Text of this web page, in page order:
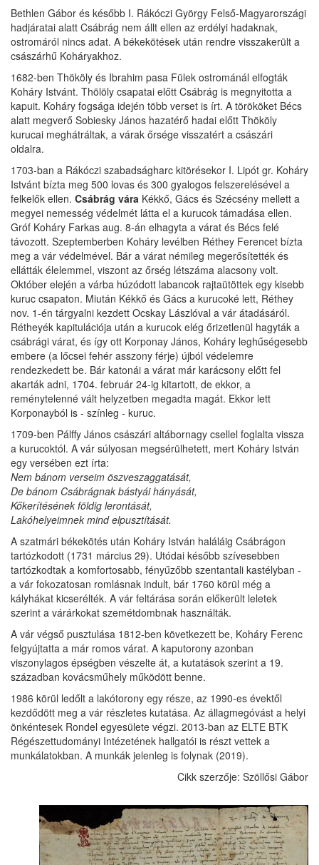
Bethlen Gábor és később I. Rákóczi György Felső-Magyarországi
hadjáratai alatt Csábrág nem állt ellen az erdélyi hadaknak,
ostromáról nincs adat. A békekötések után rendre visszakerült a
császárhű Koháryakhoz.
1682-ben Thököly és Ibrahim pasa Fülek ostrománál elfogták
Koháry Istvánt. Thölöly csapatai előtt Csábrág is megnyitotta a
kapuit. Koháry fogsága idején több verset is írt. A törököket Bécs
alatt megverő Sobiesky János hazatérő hadai előtt Thököly
kurucai meghátráltak, a várak őrsége visszatért a császári
oldalra.
1703-ban a Rákóczi szabadságharc kitörésekor I. Lipót gr. Koháry
Istvánt bízta meg 500 lovas és 300 gyalogos felszerelésével a
felkelők ellen. Csábrág vára Kékkő, Gács és Szécsény mellett a
megyei nemesség védelmét látta el a kurucok támadása ellen.
Gróf Koháry Farkas aug. 8-án elhagyta a várat és Bécs felé
távozott. Szeptemberben Koháry levélben Réthey Ferencet bízta
meg a vár védelmével. Bár a várat némileg megerősítették és
ellátták élelemmel, viszont az őrség létszáma alacsony volt.
Október elején a várba húzódott labancok rajtaütöttek egy kisebb
kuruc csapaton. Miután Kékkő és Gács a kurucoké lett, Réthey
nov. 1-én tárgyalni kezdett Ocskay Lászlóval a vár átadásáról.
Rétheyék kapitulációja után a kurucok elég őrizetlenül hagyták a
csábrági várat, és így ott Korponay János, Koháry leghűségesebb
embere (a lőcsei fehér asszony férje) újból védelemre
rendezkedett be. Bár katonái a várat már karácsony előtt fel
akarták adni, 1704. február 24-ig kitartott, de ekkor, a
reménytelenné vált helyzetben megadta magát. Ekkor lett
Korponayból is - színleg - kuruc.
1709-ben Pálffy János császári altábornagy csellel foglalta vissza
a kurucoktól. A vár súlyosan megsérülhetett, mert Koháry István
egy versében ezt írta:
Nem bánom verseim öszveszaggatását,
De bánom Csábrágnak bástyái hányását,
Kőkerítésének földig lerontását,
Lakóhelyeimnek mind elpusztítását.
A szatmári békekötés után Koháry István haláláig Csábrágon
tartózkodott (1731 március 29). Utódai később szívesebben
tartózkodtak a komfortosabb, fényűzőbb szentantali kastélyban -
a vár fokozatosan romlásnak indult, bár 1760 körül még a
kályhákat kicserélték. A vár feltárása során előkerült leletek
szerint a várárkokat szemétdombnak használták.
A vár végső pusztulása 1812-ben következett be, Koháry Ferenc
felgyújtatta a már romos várat. A kaputorony azonban
viszonylagos épségben vészelte át, a kutatások szerint a 19.
században kovácsműhely működött benne.
1986 körül ledőlt a lakótorony egy része, az 1990-es évektől
kezdődött meg a vár részletes kutatása. Az állagmegóvást a helyi
önkéntesek Rondel egyesülete végzi. 2013-ban az ELTE BTK
Régészettudományi Intézetének hallgatói is részt vettek a
munkálatokban. A munkák jelenleg is folynak (2019).
Cikk szerzője: Szöllősi Gábor